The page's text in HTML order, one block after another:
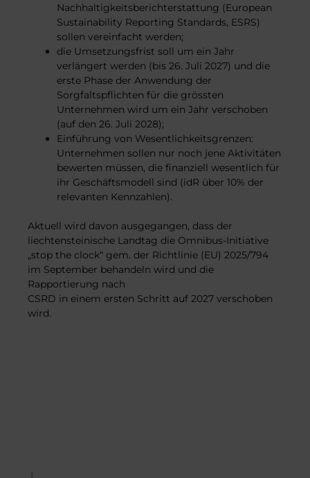
Nachhaltigkeitsberichterstattung (European
Sustainability Reporting Standards, ESRS)
sollen vereinfacht werden;
die Umsetzungsfrist soll um ein Jahr
verlängert werden (bis 26. Juli 2027) und die
erste Phase der Anwendung der
Sorgfaltspflichten für die grössten
Unternehmen wird um ein Jahr verschoben
(auf den 26. Juli 2028);
Einführung von Wesentlichkeitsgrenzen:
Unternehmen sollen nur noch jene Aktivitäten
bewerten müssen, die finanziell wesentlich für
ihr Geschäftsmodell sind (idR über 10% der
relevanten Kennzahlen).
Aktuell wird davon ausgegangen, dass der
liechtensteinische Landtag die Omnibus-Initiative
„stop the clock“ gem. der Richtlinie (EU) 2025/794
im September behandeln wird und die
Rapportierung nach
CSRD in einem ersten Schritt auf 2027 verschoben
wird.